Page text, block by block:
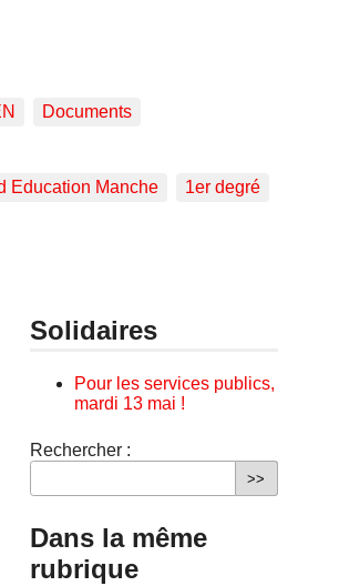
Documents
Education Manche
1er degré
Solidaires
Pour les services publics,
mardi 13 mai !
Rechercher :
Dans la même
rubrique